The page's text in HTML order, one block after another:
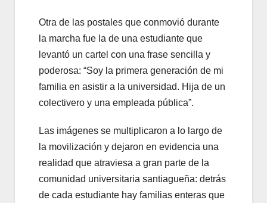
Otra de las postales que conmovió durante
la marcha fue la de una estudiante que
levantó un cartel con una frase sencilla y
poderosa: “Soy la primera generación de mi
familia en asistir a la universidad. Hija de un
colectivero y una empleada pública”.
Las imágenes se multiplicaron a lo largo de
la movilización y dejaron en evidencia una
realidad que atraviesa a gran parte de la
comunidad universitaria santiagueña: detrás
de cada estudiante hay familias enteras que